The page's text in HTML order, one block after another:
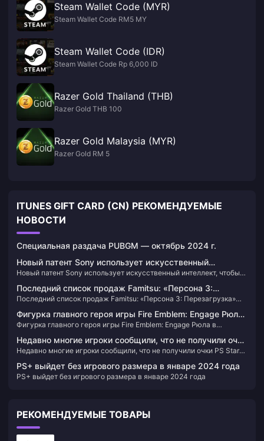
Steam Wallet Code (MYR)
Steam Wallet Code RM5 MY
Steam Wallet Code (IDR)
Steam Wallet Code Rp 6,000 ID
Razer Gold Thailand (THB)
Razer Gold THB 100
Razer Gold Malaysia (MYR)
Razer Gold RM 5
ITUNES GIFT CARD (CN) РЕКОМЕНДУЕМЫЕ
НОВОСТИ
Специальная раздача PUBGM — октябрь 2024 г.
Новый патент Sony использует искусственный
интеллект, чтобы помочь защитить игроков, когда они
приостанавливают VR-игры
Новый патент Sony использует искусственный интеллект, чтобы
Последний список продаж Famitsu: «Персона 3:
Перезагрузка» занимает первое место
Последний список продаж Famitsu: «Персона 3: Перезагрузка»
Фигурка главного героя игры Fire Emblem: Engage Рюла
в масштабе 1/7 доступна для заказа уже сегодня.
Фигурка главного героя игры Fire Emblem: Engage Рюла в
Недавно многие игроки сообщили, что не получили очки
PS Stars за недавно купленные игры.
Недавно многие игроки сообщили, что не получили очки PS Stars
PS+ выйдет без игрового размера в январе 2024 года
PS+ выйдет без игрового размера в январе 2024 года
РЕКОМЕНДУЕМЫЕ ТОВАРЫ